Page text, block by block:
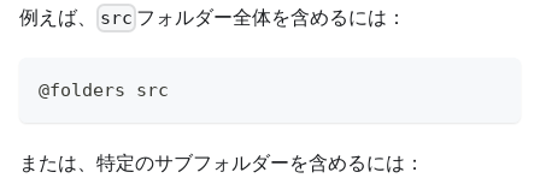
例えば、 src フォルダー全体を含めるには：
@folders src
または、特定のサブフォルダーを含めるには：